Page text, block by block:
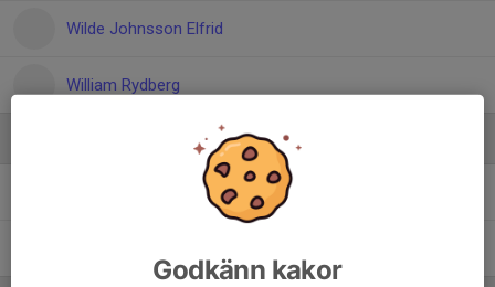
Wilde Johnsson Elfrid
William Rydberg
Tränare
Godkänn kakor